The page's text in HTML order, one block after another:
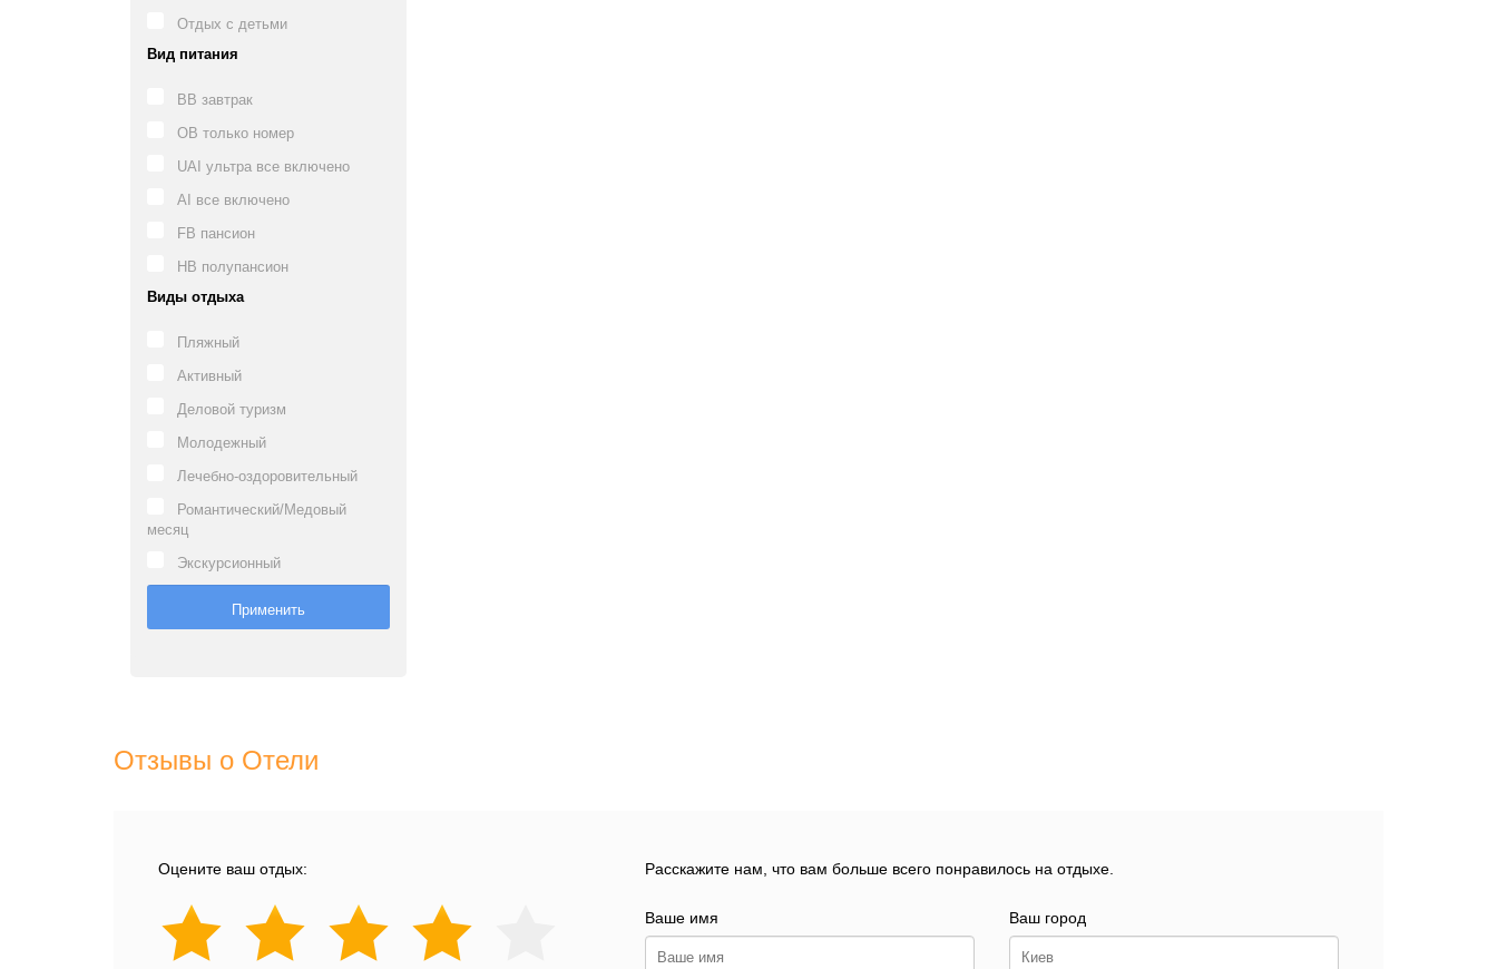
Отдых с детьми
Вид питания
BB завтрак
OB только номер
UAI ультра все включено
AI все включено
FB пансион
HB полупансион
Виды отдыха
Пляжный
Активный
Деловой туризм
Молодежный
Лечебно-оздоровительный
Романтический/Медовый
месяц
Экскурсионный
Отзывы о Отели
Оцените ваш отдых: Расскажите нам, что вам больше всего понравилось на отдыхе.
Ваше имя Ваш город